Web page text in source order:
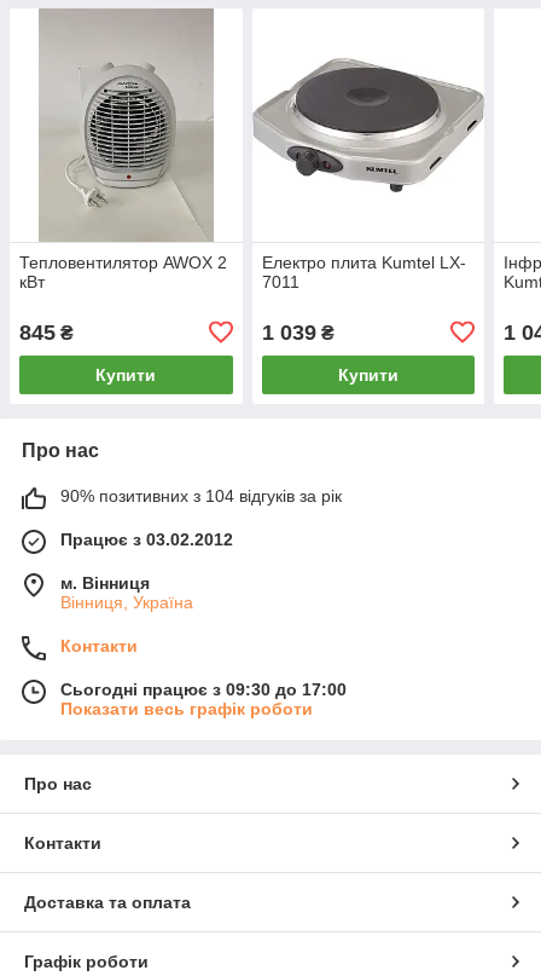
Тепловентилятор AWOX 2
кВт
845 ₴
Купити
Електро плита Kumtel LX-
7011
1 039₴
Купити
1
Про нас
90% позитивних з 104 відгуків за рік
Працює з 03.02.2012
м. Вінниця
Вінниця, Україна
Контакти
Сьогодні працює з 09:30 до 17:00
Показати весь графік роботи
Про нас
Контакти
Доставка та оплата
Графік роботи